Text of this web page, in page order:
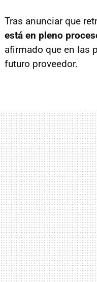
Tras anunciar que
está en pleno
afirmado que en las
futuro proveedor.